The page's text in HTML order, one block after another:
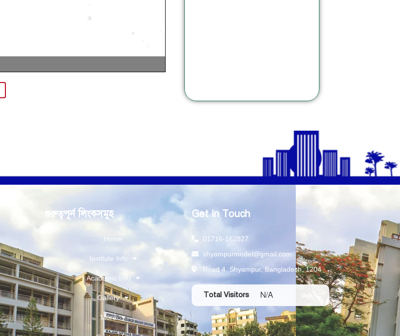
গুরুত্বপূর্ন লিংকসমূহ
Home
Institute Info
Academic Info
Gallery
More
Get In Touch
01716-162827
shyampurmodel@gmail.com
Road 4, Shyampur, Bangladesh, 1204
Total Visitors N/A